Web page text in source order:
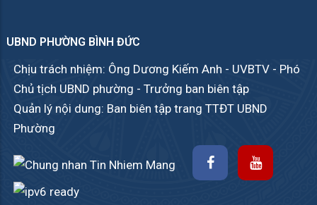
UBND PHƯỜNG BÌNH ĐỨC
Chịu trách nhiệm: Ông Dương Kiếm Anh - UVBTV - Phó
Chủ tịch UBND phường - Trưởng ban biên tập
Quản lý nội dung: Ban biên tập trang TTĐT UBND
Phường